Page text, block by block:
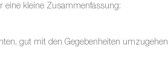
eine kleine Zusammenfassung:
gut mit den Gegebenheiten umzugehen